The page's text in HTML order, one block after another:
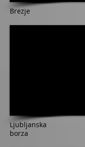
Brezje
Ljubljanska
borza